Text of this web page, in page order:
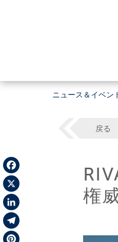
ニュース＆イベン
Facebook
X
LinkedIn
Telegram
戻る
権